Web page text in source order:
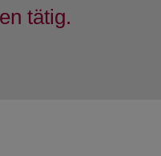
tätig.